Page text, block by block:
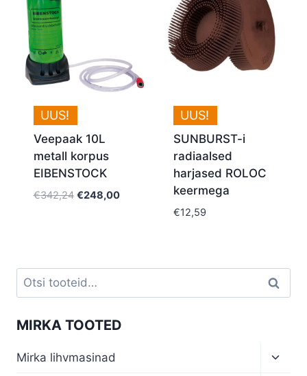
UUS!
Veepaak 10L
metall korpus
EIBENSTOCK
€342,24 Algne
€248,00Current
UUS!
SUNBURST-i
radiaalsed
harjased ROLOC
keermega
€12,59
Otsi: Otsi
MIRKA TOOTED
Mirka lihvmasinad